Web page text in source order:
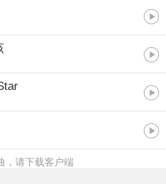
，请下载客户端